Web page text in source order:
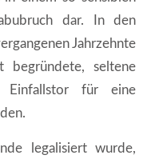
dar. In den
Jahrzehnte
begründete, seltene
Einfallstor für eine
legalisiert wurde,